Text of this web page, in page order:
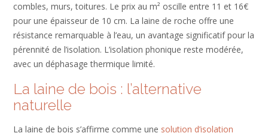
combles, murs, toitures. Le prix au m² oscille entre 11 et 16€
pour une épaisseur de 10 cm. La laine de roche offre une
résistance remarquable à l’eau, un avantage significatif pour la
pérennité de l’isolation. L’isolation phonique reste modérée,
avec un déphasage thermique limité.
La laine de bois : l’alternative
naturelle
La laine de bois s’affirme comme une solution d’isolation